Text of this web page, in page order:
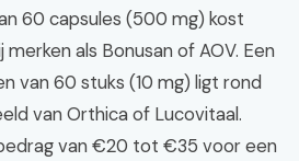
60 capsules (500 mg) kost
als Bonusan of AOV. Een
van 60 stuks (10 mg) ligt rond
van Orthica of Lucovitaal.
van €20 tot €35 voor een